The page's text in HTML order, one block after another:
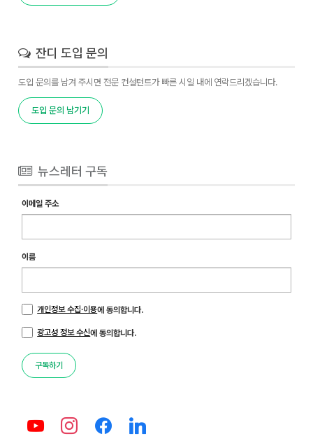
잔디 도입 문의
도입 문의를 남겨 주시면 전문 컨설턴트가 빠른 시일 내에 연락드리겠습니다.
도입 문의 남기기
뉴스레터 구독
이메일 주소
이름
개인정보 수집·이용에 동의합니다.
광고성 정보 수신에 동의합니다.
구독하기